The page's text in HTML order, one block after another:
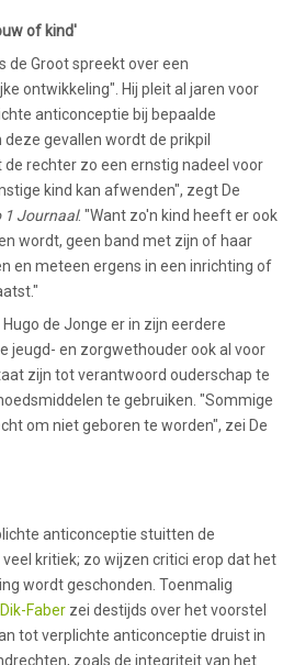
of kind'
de Groot spreekt over een
ontwikkeling". Hij pleit al jaren voor
anticonceptie bij bepaalde
gevallen wordt de prikpil
rechter zo een ernstig nadeel voor
kind kan afwenden", zegt De
1 Journaal. "Want zo'n kind heeft er ook
wordt, geen band met zijn of haar
en meteen ergens in een inrichting of
de Jonge er in zijn eerdere
jeugd- en zorgwethouder ook al voor
zijn tot verantwoord ouderschap te
te gebruiken. "Sommige
om niet geboren te worden", zei De
anticonceptie stuitten de
kritiek; zo wijzen critici erop dat het
wordt geschonden. Toenmalig
Faber zei destijds over het voorstel
tot verplichte anticonceptie druist in
zoals de integriteit van het